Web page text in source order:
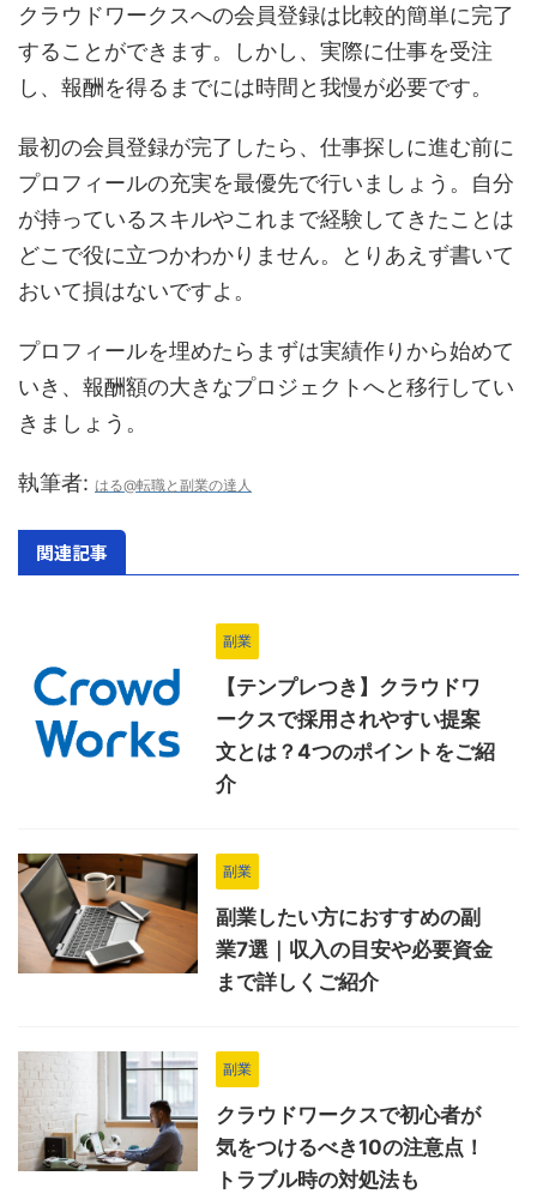
クラウドワークスへの会員登録は比較的簡単に完了
することができます。しかし、実際に仕事を受注
し、報酬を得るまでには時間と我慢が必要です。
最初の会員登録が完了したら、仕事探しに進む前に
プロフィールの充実を最優先で行いましょう。自分
が持っているスキルやこれまで経験してきたことは
どこで役に立つかわかりません。とりあえず書いて
おいて損はないですよ。
プロフィールを埋めたらまずは実績作りから始めて
いき、報酬額の大きなプロジェクトへと移行してい
きましょう。
執筆者: はる@転職と副業の達人
関連記事
副業
【テンプレつき】クラウドワ
ークスで採用されやすい提案
文とは？4つのポイントをご紹
介
副業
副業したい方におすすめの副
業7選｜収入の目安や必要資金
まで詳しくご紹介
副業
クラウドワークスで初心者が
気をつけるべき10の注意点！
トラブル時の対処法も